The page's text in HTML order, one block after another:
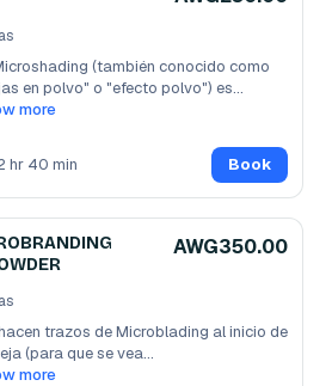
(también conocido como
en polvo" o "efecto polvo") es...
more
hr 40 min Book
AWG350.00
trazos de Microblading al inicio de
(para que se vea...
more